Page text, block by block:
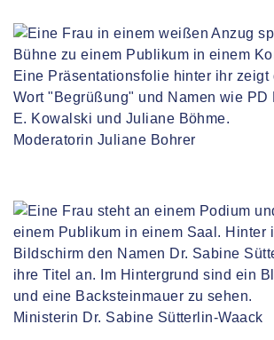
Moderatorin Juliane Bohrer
Ministerin Dr. Sabine Sütterlin-Waack